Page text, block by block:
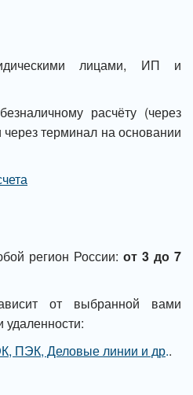
лицами, ИП и
расчёту (через
терминал на основании
регион России: от 3 до 7
от выбранной вами
удаленности:
ПЭК, Деловые линии и др..